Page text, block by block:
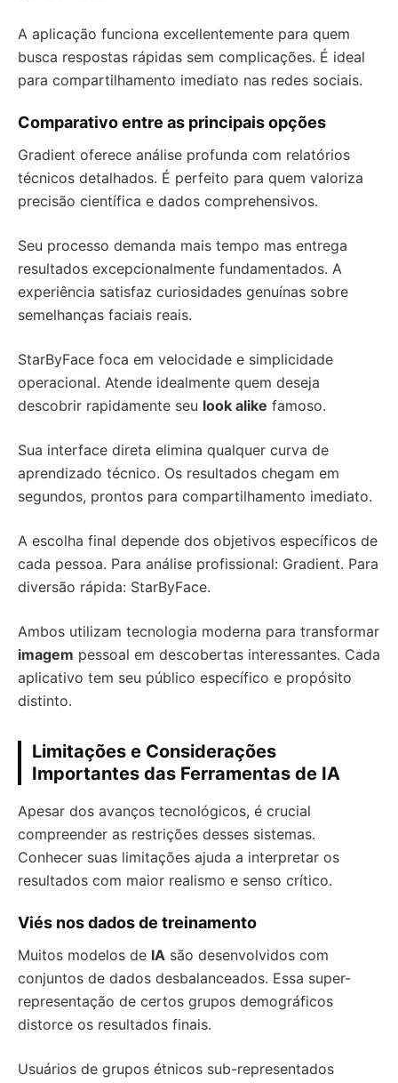
A aplicação funciona excellentemente para quem
busca respostas rápidas sem complicações. É ideal
para compartilhamento imediato nas redes sociais.
Comparativo entre as principais opções
Gradient oferece análise profunda com relatórios
técnicos detalhados. É perfeito para quem valoriza
precisão científica e dados comprehensivos.
Seu processo demanda mais tempo mas entrega
resultados excepcionalmente fundamentados. A
experiência satisfaz curiosidades genuínas sobre
semelhanças faciais reais.
StarByFace foca em velocidade e simplicidade
operacional. Atende idealmente quem deseja
descobrir rapidamente seu look alike famoso.
Sua interface direta elimina qualquer curva de
aprendizado técnico. Os resultados chegam em
segundos, prontos para compartilhamento imediato.
A escolha final depende dos objetivos específicos de
cada pessoa. Para análise profissional: Gradient. Para
diversão rápida: StarByFace.
Ambos utilizam tecnologia moderna para transformar
imagem pessoal em descobertas interessantes. Cada
aplicativo tem seu público específico e propósito
distinto.
Limitações e Considerações
Importantes das Ferramentas de IA
Apesar dos avanços tecnológicos, é crucial
compreender as restrições desses sistemas.
Conhecer suas limitações ajuda a interpretar os
resultados com maior realismo e senso crítico.
Viés nos dados de treinamento
Muitos modelos de IA são desenvolvidos com
conjuntos de dados desbalanceados. Essa super-
representação de certos grupos demográficos
distorce os resultados finais.
Usuários de grupos étnicos sub-representados